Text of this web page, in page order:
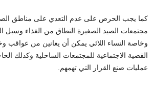
كما يجب الحرص على عدم التعدي على مناطق
مجتمعات الصيد الصغيرة النطاق من الغذاء وسبل
وخاصة النساء اللائي يمكن أن يعانين من عواقب
القضية الاجتماعية للمجتمعات الساحلية وكذلك
عمليات صنع القرار التي تهمهم.